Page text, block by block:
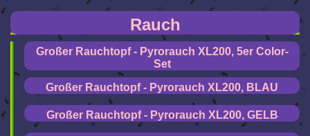
Rauch
Großer Rauchtopf - Pyrorauch XL200, 5er Color-
Set
Großer Rauchtopf - Pyrorauch XL200, BLAU
Großer Rauchtopf - Pyrorauch XL200, GELB